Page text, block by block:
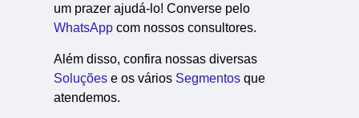
um prazer ajudá-lo! Converse pelo
WhatsApp com nossos consultores.
Além disso, confira nossas diversas
Soluções e os vários Segmentos que
atendemos.